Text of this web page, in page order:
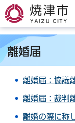
焼津市
離婚届
離婚届：協議
離婚届：裁判
離婚の際に称